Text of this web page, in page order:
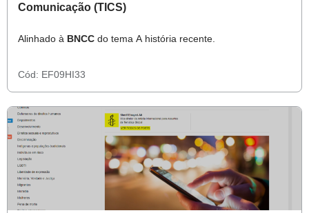
Comunicação (TICS)
Alinhado à BNCC do tema A história recente.
Cód: EF09HI33